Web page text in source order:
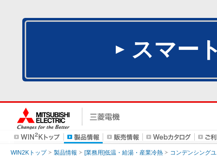
スマー
WIN2Kトップ 製品情報 [業務用]低温・給湯・産業冷熱 コンデンシング